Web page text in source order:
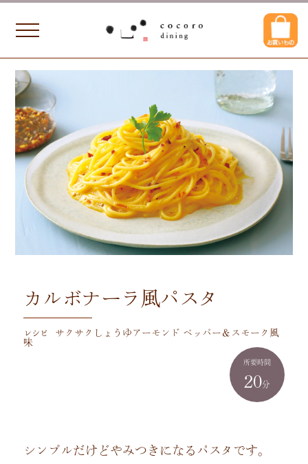
レシピ サクサクしょうゆアーモンド ペッパー＆スモーク風
味
カルボナーラ風パスタ
所要時間
20分
シンプルだけどやみつきになるパスタです。